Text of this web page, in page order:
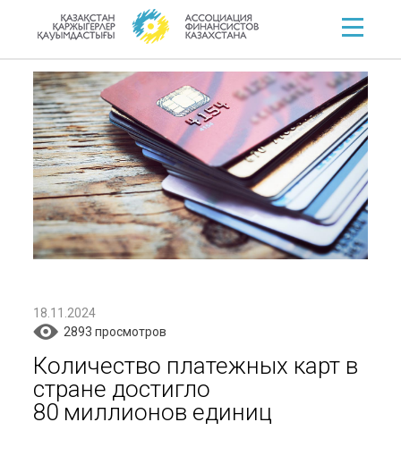
18.11.2024
2893 просмотров
Количество платежных карт в
стране достигло
80 миллионов единиц